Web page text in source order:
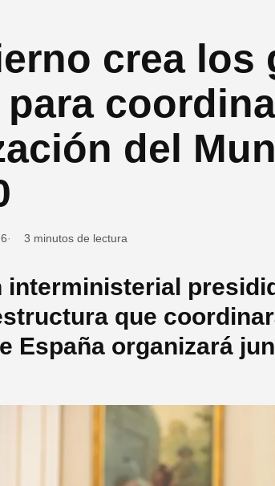
crea los
del
3 minutos de lectura
interministerial
que
España organizará